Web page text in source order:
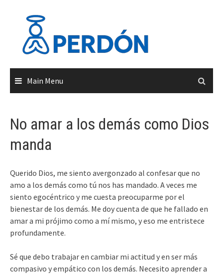
Main Menu
No amar a los demás como Dios
manda
Querido Dios, me siento avergonzado al confesar que no
amo a los demás como tú nos has mandado. A veces me
siento egocéntrico y me cuesta preocuparme por el
bienestar de los demás. Me doy cuenta de que he fallado en
amar a mi prójimo como a mí mismo, y eso me entristece
profundamente.
Sé que debo trabajar en cambiar mi actitud y en ser más
compasivo y empático con los demás. Necesito aprender a